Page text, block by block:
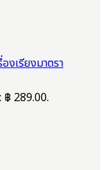
งเรียงมาตรา
289.00.